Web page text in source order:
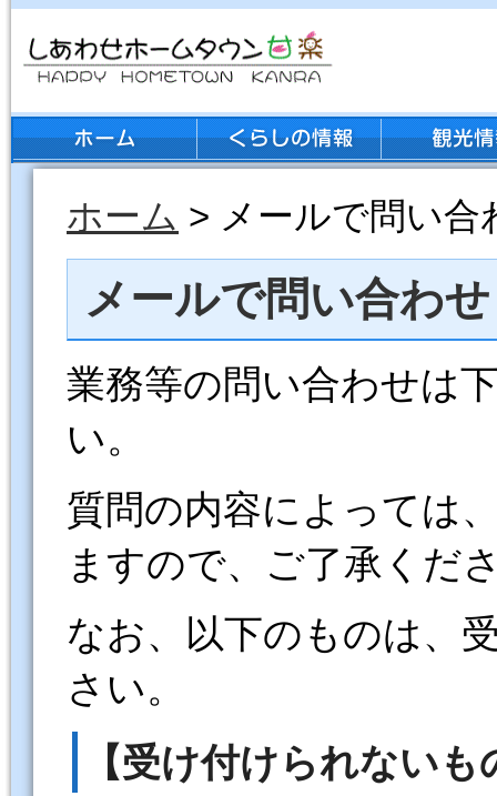
ホーム > メールで問い合
メールで問い合わせ
業務等の問い合わせは
い。
質問の内容によっては
ますので、ご了承くだ
なお、以下のものは、
さい。
【受け付けられないも